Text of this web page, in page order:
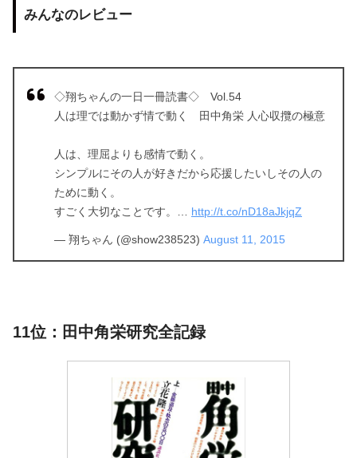
みんなのレビュー
◇翔ちゃんの一日一冊読書◇ Vol.54
人は理では動かず情で動く 田中角栄 人心収攬の極意
人は、理屈よりも感情で動く。
シンプルにその人が好きだから応援したいしその人の
ために動く。
すごく大切なことです。… http://t.co/nD18aJkjqZ
— 翔ちゃん (@show238523) August 11, 2015
11位：田中角栄研究全記録